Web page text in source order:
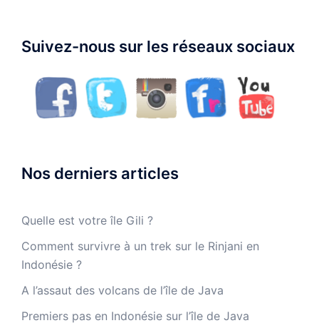
Suivez-nous sur les réseaux sociaux
Nos derniers articles
Quelle est votre île Gili ?
Comment survivre à un trek sur le Rinjani en
Indonésie ?
A l’assaut des volcans de l’île de Java
Premiers pas en Indonésie sur l’île de Java